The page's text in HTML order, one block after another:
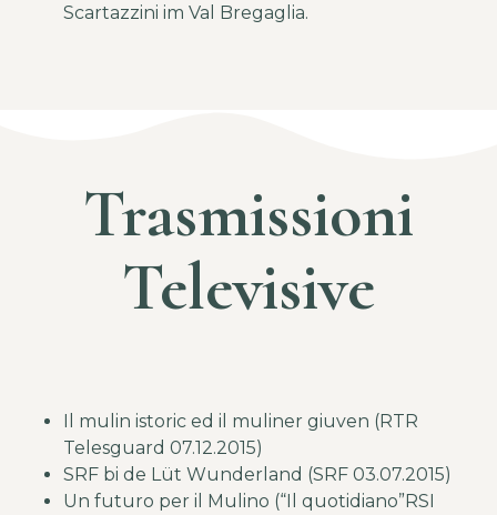
Scartazzini im Val Bregaglia.
Trasmissioni
Televisive
Il mulin istoric ed il muliner giuven (RTR
Telesguard 07.12.2015)
SRF bi de Lüt Wunderland (SRF 03.07.2015)
Un futuro per il Mulino (“Il quotidiano”RSI